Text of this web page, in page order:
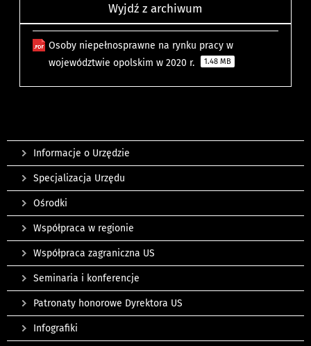
Wyjdź z archiwum
Osoby niepełnosprawne na rynku pracy w
województwie opolskim w 2020 r.
1.48 MB
Informacje o Urzędzie
Specjalizacja Urzędu
Ośrodki
Współpraca w regionie
Współpraca zagraniczna US
Seminaria i konferencje
Patronaty honorowe Dyrektora US
Infografiki